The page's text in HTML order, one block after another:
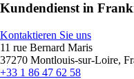
Kundendienst in
Kontaktieren Sie uns
11 rue Bernard Maris
37270 Montlouis-sur-Loire,
+33 1 86 47 62 58